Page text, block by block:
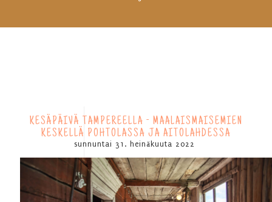
KESÄPÄIVÄ TAMPEREELLA - MAALAISMAISEMIEN
KESKELLÄ POHTOLASSA JA AITOLAHDESSA
sunnuntai 31. heinäkuuta 2022